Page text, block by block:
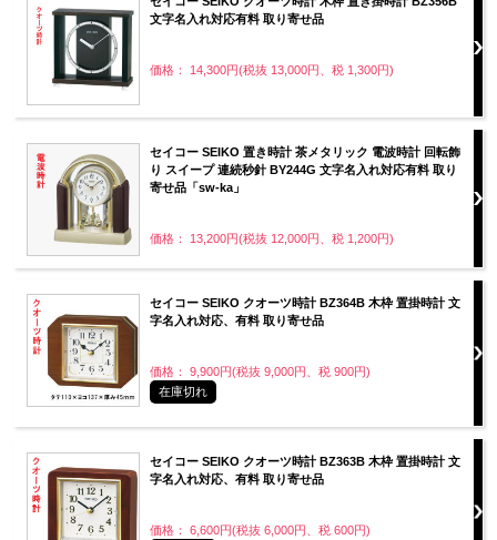
文字名入れ対応有料 取り寄せ品
価格： 14,300円(税抜 13,000円、税 1,300円)
セイコー SEIKO 置き時計 茶メタリック 電波時計 回転飾
り スイープ 連続秒針 BY244G 文字名入れ対応有料 取り
寄せ品「sw-ka」
価格： 13,200円(税抜 12,000円、税 1,200円)
セイコー SEIKO クオーツ時計 BZ364B 木枠 置掛時計 文
字名入れ対応、有料 取り寄せ品
価格： 9,900円(税抜 9,000円、税 900円)
在庫切れ
セイコー SEIKO クオーツ時計 BZ363B 木枠 置掛時計 文
字名入れ対応、有料 取り寄せ品
価格： 6,600円(税抜 6,000円、税 600円)